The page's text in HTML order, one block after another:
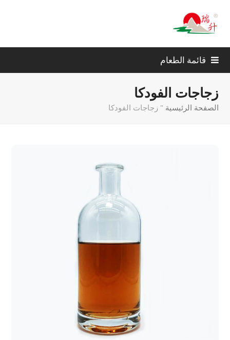
قائمة الطعام
زجاجات الفودكا
الصفحة الرئيسية "زجاجات الفودكا